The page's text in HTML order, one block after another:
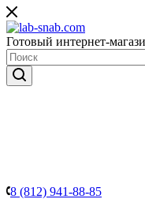
Готовый интернет-
8 (812) 941-88-85